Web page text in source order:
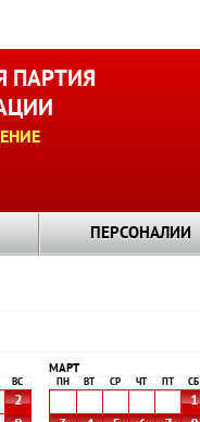
ПАРТИЯ
ПЕРСОНАЛИИ
ВС
2
МАРТ
ПН ВТ СР ЧТ СБ
1